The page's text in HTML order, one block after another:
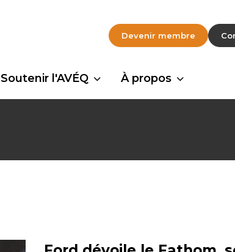
Devenir membre
Soutenir l'AVÉQ À propos